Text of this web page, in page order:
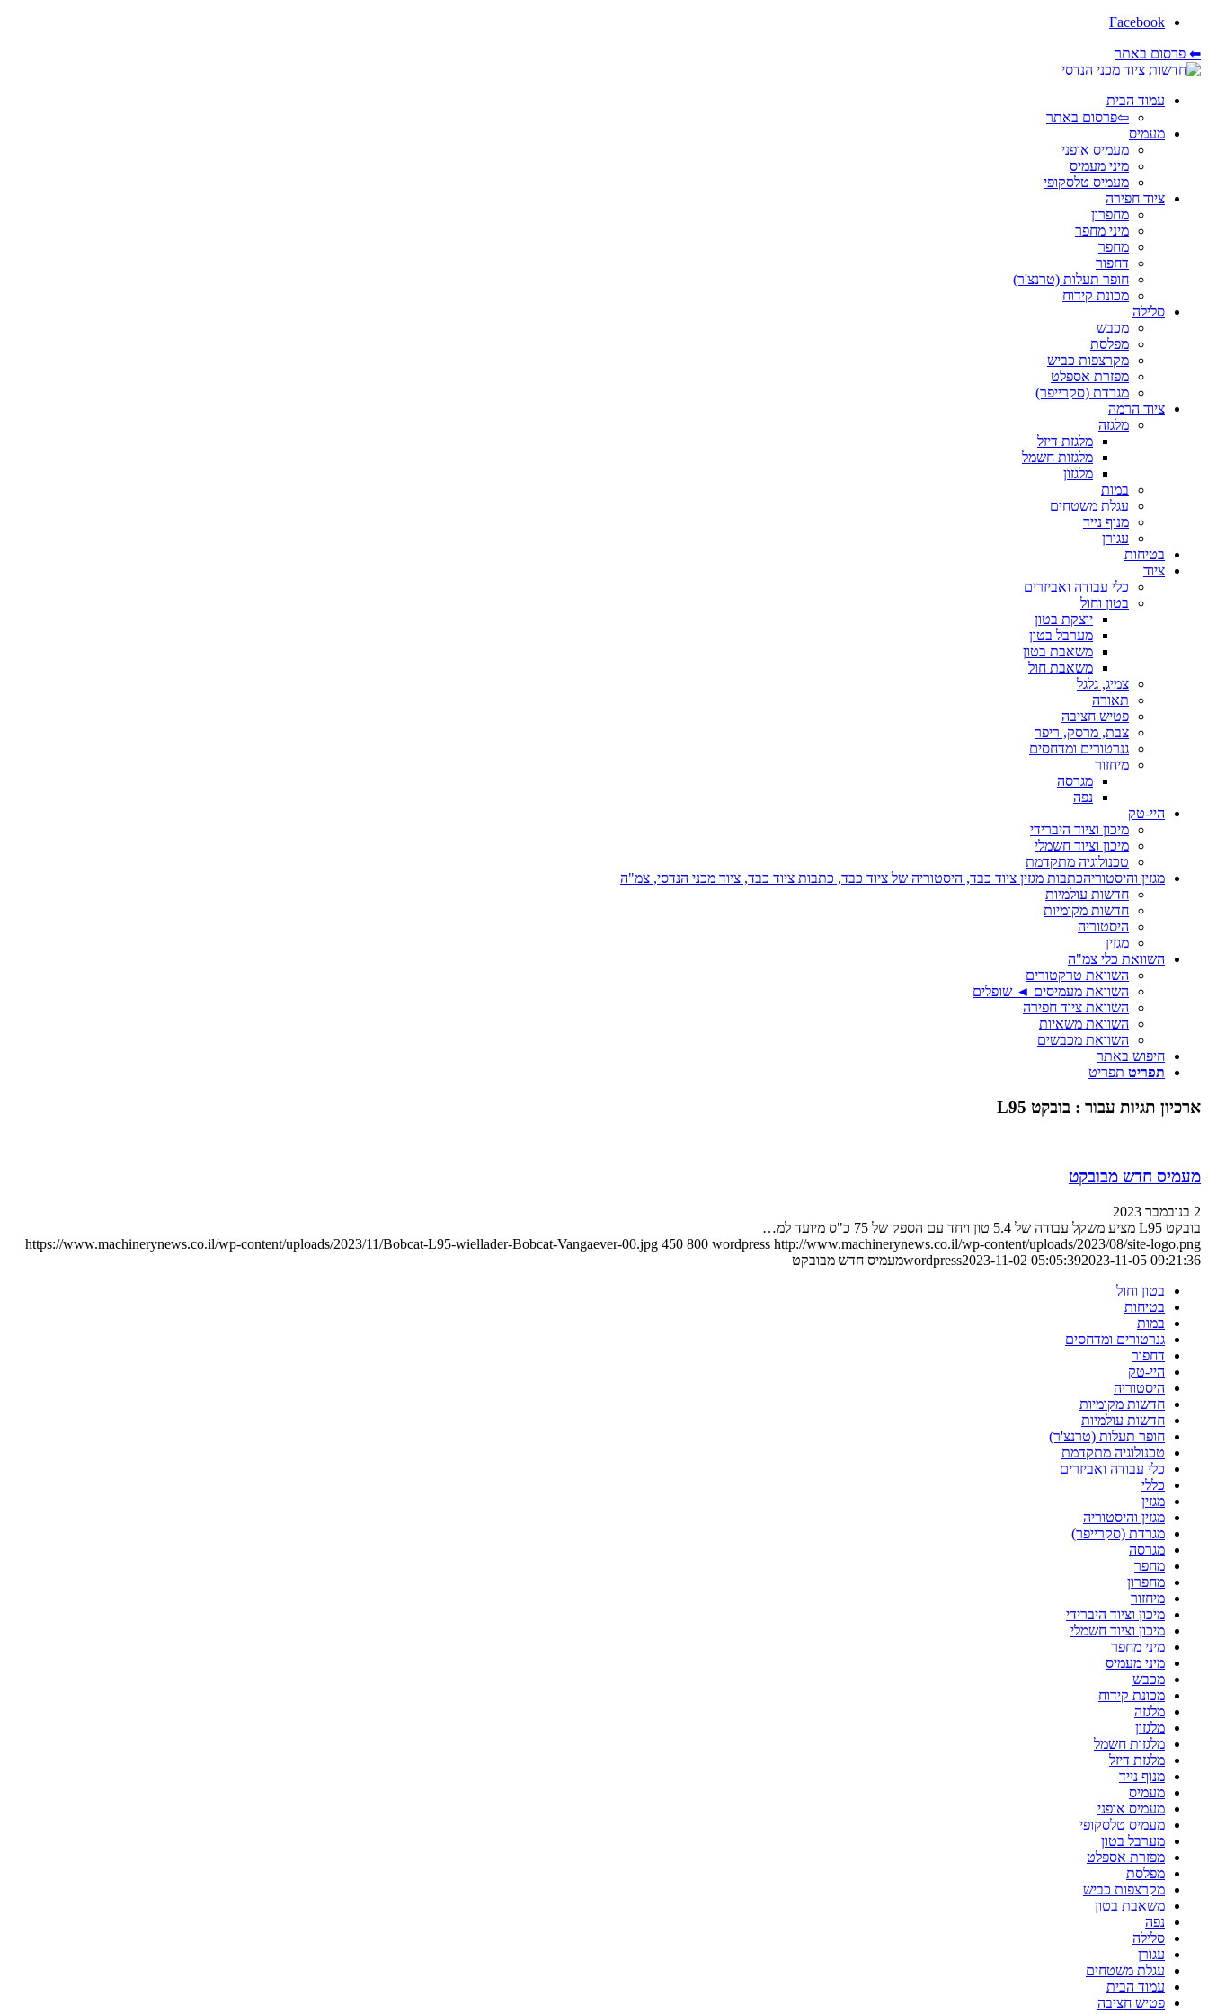
Facebook
⬅ פרסום באתר
עמוד הבית
⇦פרסום באתר
מעמיס
מעמיס אופני
מיני מעמיס
מעמיס טלסקופי
ציוד חפירה
מחפרון
מיני מחפר
מחפר
דחפור
חופר תעלות (טרנצ'ר)
מכונת קידוח
סלילה
מכבש
מפלסת
מקרצפות כביש
מפזרת אספלט
מגרדת (סקרייפר)
ציוד הרמה
מלגזה
מלגזת דיזל
מלגזות חשמל
מלגזון
במות
עגלת משטחים
מנוף נייד
עגורן
בטיחות
ציוד
כלי עבודה ואביזרים
בטון וחול
יוצקת בטון
מערבל בטון
משאבת בטון
משאבת חול
צמיג, גלגל
תאורה
פטיש חציבה
צבת, מרסק, ריפר
גנרטורים ומדחסים
מיחזור
מגרסה
נפה
היי-טק
מיכון וציוד היברידי
מיכון וציוד חשמלי
טכנולוגיה מתקדמת
מגזין והיסטוריהכתבות מגזין ציוד כבד, היסטוריה של ציוד כבד, כתבות ציוד כבד, ציוד מכני הנדסי, צמ"ה
חדשות עולמיות
חדשות מקומיות
היסטוריה
מגזין
השוואת כלי צמ"ה
השוואת טרקטורים
השוואת מעמיסים ◄ שופלים
השוואת ציוד חפירה
השוואת משאיות
השוואת מכבשים
חיפוש באתר
תפריט תפריט
ארכיון תגיות עבור : בובקט L95
מעמיס חדש מבובקט
2 בנובמבר 2023
בובקט L95 מציע משקל עבודה של 5.4 טון ויחד עם הספק של 75 כ"ס מיועד למ…
https://www.machinerynews.co.il/wp-content/uploads/2023/11/Bobcat-L95-wiellader-Bobcat-Vangaever-00.jpg 450 800 wordpress http://www.machinerynews.co.il/wp-content/uploads/2023/08/site-logo.png
wordpress2023-11-02 05:05:392023-11-05 09:21:36
מעמיס חדש מבובקט
בטון וחול
בטיחות
במות
גנרטורים ומדחסים
דחפור
היי-טק
היסטוריה
חדשות מקומיות
חדשות עולמיות
חופר תעלות (טרנצ'ר)
טכנולוגיה מתקדמת
כלי עבודה ואביזרים
כללי
מגזין
מגזין והיסטוריה
מגרדת (סקרייפר)
מגרסה
מחפר
מחפרון
מיחזור
מיכון וציוד היברידי
מיכון וציוד חשמלי
מיני מחפר
מיני מעמיס
מכבש
מכונת קידוח
מלגזה
מלגזון
מלגזות חשמל
מלגזת דיזל
מנוף נייד
מעמיס
מעמיס אופני
מעמיס טלסקופי
מערבל בטון
מפזרת אספלט
מפלסת
מקרצפות כביש
משאבת בטון
נפה
סלילה
עגורן
עגלת משטחים
עמוד הבית
פטיש חציבה